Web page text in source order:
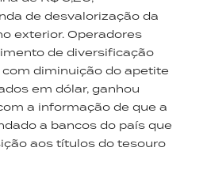
de desvalorização da
exterior. Operadores
de diversificação
diminuição do apetite
em dólar, ganhou
a informação de que a
a bancos do país que
aos títulos do tesouro